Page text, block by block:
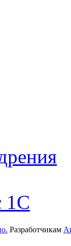
1С
Разработчикам